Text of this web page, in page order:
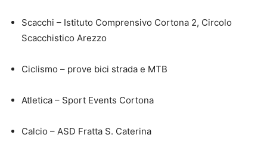
Scacchi – Istituto Comprensivo Cortona 2, Circolo
Scacchistico Arezzo
Ciclismo – prove bici strada e MTB
Atletica – Sport Events Cortona
Calcio – ASD Fratta S. Caterina